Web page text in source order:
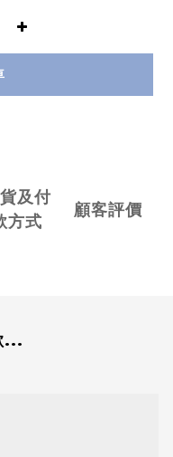
及付
方式
顧客評價
...